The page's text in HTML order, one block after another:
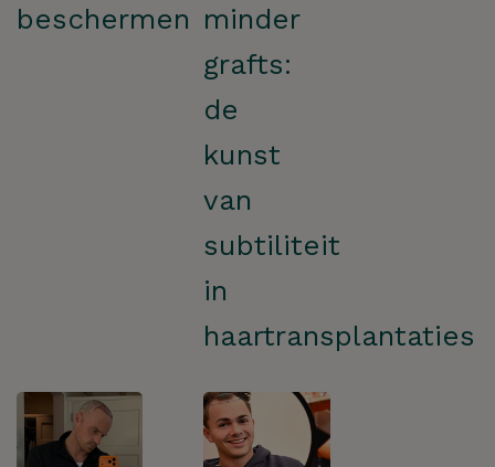
beschermen minder
grafts:
de
kunst
van
subtiliteit
in
haartransplantaties